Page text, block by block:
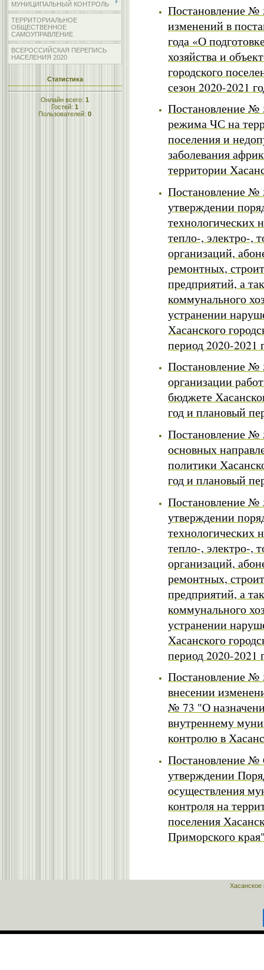
МУНИЦИПАЛЬНЫЙ КОНТРОЛЬ
ТЕРРИТОРИАЛЬНОЕ
ОБЩЕСТВЕННОЕ
САМОУПРАВЛЕНИЕ
ВСЕРОССИЙСКАЯ ПЕРЕПИСЬ
НАСЕЛЕНИЯ 2020
Статистика
Онлайн всего: 1
Гостей: 1
Пользователей: 0
Постановление №
изменений в
года «О
хозяйства и
городского
сезон 2020-2021
Постановление №
режима ЧС на
поселения и
заболевания
территории
Постановление №
утверждении
технологических
тепло-, электро-,
организаций,
ремонтных,
предприятий, а
коммунального
устранении
Хасанского
период 2020-2021
Постановление №
организации
бюджете
год и плановый
Постановление №
основных
политики
год и плановый
Постановление №
утверждении
технологических
тепло-, электро-,
организаций,
ремонтных,
предприятий, а
коммунального
устранении
Хасанского
период 2020-2021
Постановление №
внесении
№ 73 "О
внутреннему
контролю в
Постановление №
утверждении
осуществления
контроля на
поселения
Приморского
Хасанское